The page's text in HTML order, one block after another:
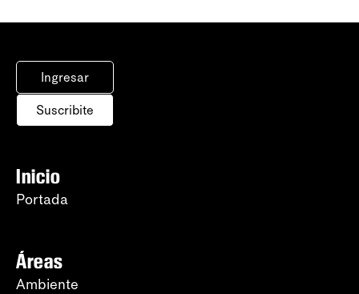
Ingresar
Suscribite
Inicio
Portada
Áreas
Ambiente